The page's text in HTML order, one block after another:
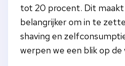
tot 20 procent. Dit
belangrijker om in te
shaving en
werpen we een blik op de